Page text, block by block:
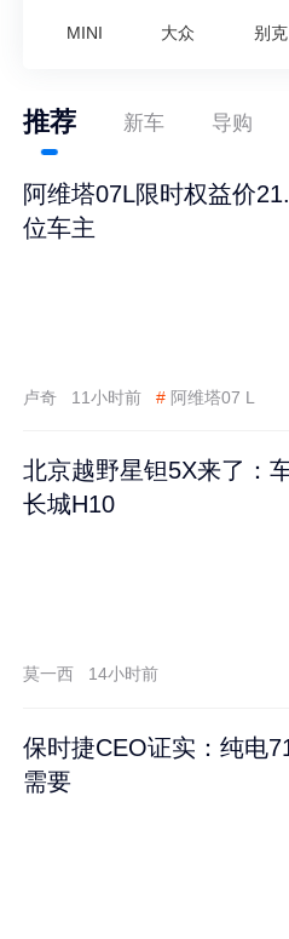
MINI 大众 别克
推荐 新车 导购
阿维塔07L限时权益价
位车主
卢奇 11小时前 # 阿维塔07 L
北京越野星钽5X来了：
长城H10
莫一西 14小时前
保时捷CEO证实：纯电
需要